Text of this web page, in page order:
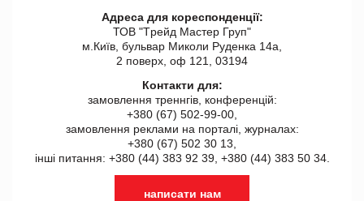
Адреса для кореспонденції:
ТОВ "Tрейд Мастер Груп"
м.Київ, бульвар Миколи Руденка 14а,
2 поверх, оф 121, 03194
Контакти для:
замовлення треннгів, конференцій:
+380 (67) 502-99-00,
замовлення реклами на порталі, журналах:
+380 (67) 502 30 13,
інші питання: +380 (44) 383 92 39, +380 (44) 383 50 34.
написати нам